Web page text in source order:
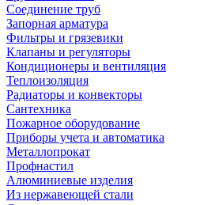
Соединение труб
Запорная арматура
Фильтры и грязевики
Клапаны и регуляторы
Кондиционеры и вентиляция
Теплоизоляция
Радиаторы и конвекторы
Сантехника
Пожарное оборудование
Приборы учета и автоматика
Металлопрокат
Профнастил
Алюминиевые изделия
Из нержавеющей стали